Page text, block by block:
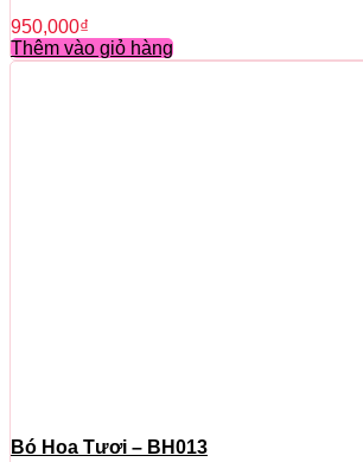
950,000₫
Thêm vào giỏ hàng
Bó Hoa Tươi – BH013